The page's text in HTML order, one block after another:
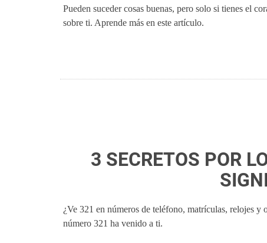
Pueden suceder cosas buenas, pero solo si tienes el
sobre ti. Aprende más en este artículo.
3 SECRETOS POR
¿Ve 321 en números de teléfono, matrículas, relojes y
número 321 ha venido a ti.